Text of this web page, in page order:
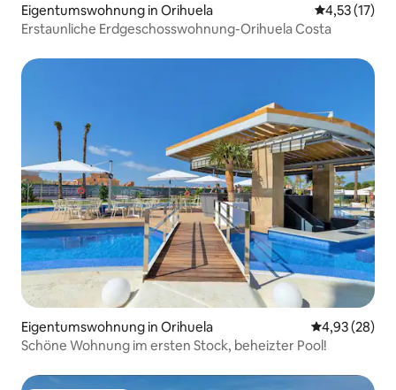
Eigentumswohnung in Orihuela
4,53 (17)
Erstaunliche Erdgeschosswohnung-Orihuela Costa
Eigentumswohnung in Orihuela
4,93 (28)
Schöne Wohnung im ersten Stock, beheizter Pool!